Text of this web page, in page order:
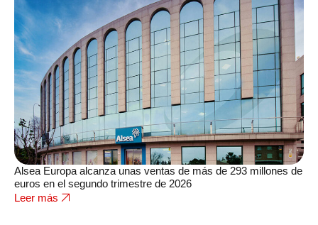
Alsea Europa alcanza unas ventas de más de 293 millones de
euros en el segundo trimestre de 2026
Leer más